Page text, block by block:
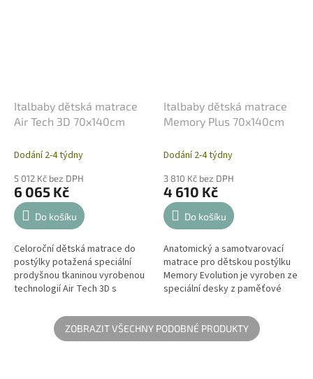
Italbaby dětská matrace
Air Tech 3D 70x140cm
Dodání 2-4 týdny
5 012 Kč bez DPH
6 065 Kč
Do košíku
Celoroční dětská matrace do
postýlky potažená speciální
prodyšnou tkaninou vyrobenou
technologií Air Tech 3D s
uvnitř vytváří vzduchovou
mezeru a...
Italbaby dětská matrace
Memory Plus 70x140cm
Dodání 2-4 týdny
3 810 Kč bez DPH
4 610 Kč
Do košíku
Anatomický a samotvarovací
matrace pro dětskou postýlku
Memory Evolution je vyroben ze
speciální desky z paměťové
podpůrnou deskou z
expandované...
ZOBRAZIT VŠECHNY PODOBNÉ PRODUKTY